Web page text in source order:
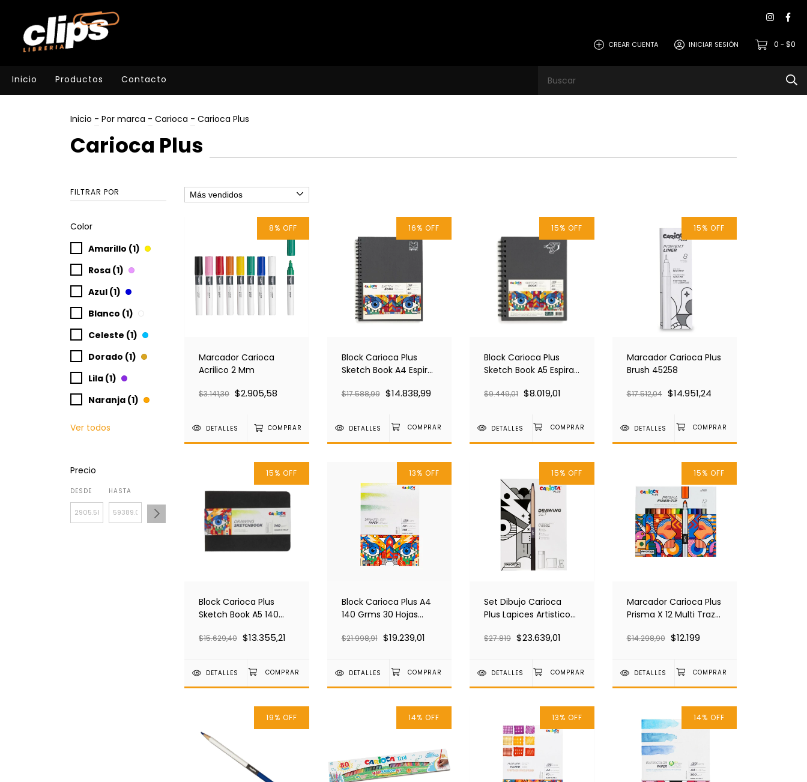
CREAR CUENTA INICIAR SESIÓN 0 - $0
Inicio Productos Contacto
Inicio - Por marca - Carioca - Carioca Plus
Carioca Plus
FILTRAR POR
Color
Amarillo (1)
Rosa (1)
Azul (1)
Blanco (1)
Celeste (1)
Dorado (1)
Lila (1)
Naranja (1)
Ver todos
Precio
DESDE HASTA
8% OFF
Marcador Carioca
Acrilico 2 Mm
$3.141,30 $2.905,58
DETALLES COMPRAR
16% OFF
Block Carioca Plus
Sketch Book A4 Espiral
45225
$17.588,99 $14.838,99
DETALLES
15% OFF
Block Carioca Plus
Sketch Book A5 Espiral
45226
$9.449,01 $8.019,01
DETALLES
15% OFF
Marcador Carioca Plus
Brush 45258
$17.512,04 $14.951,24
DETALLES
15% OFF
Block Carioca Plus
Sketch Book A5 140
$15.629,40 $13.355,21
DETALLES
13% OFF
Block Carioca Plus A4
140 Grms 30 Hojas
$21.998,91 $19.239,01
DETALLES
15% OFF
Set Dibujo Carioca
Plus Lapices Artisticos
$27.819 $23.639,01
DETALLES
15% OFF
Marcador Carioca Plus
Prisma X 12 Multi Trazo
$14.298,90 $12.199
DETALLES
19% OFF 14% OFF 13% OFF 14% OFF